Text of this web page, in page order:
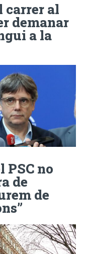
carrer al
demanar
a la
PSC no
de
de